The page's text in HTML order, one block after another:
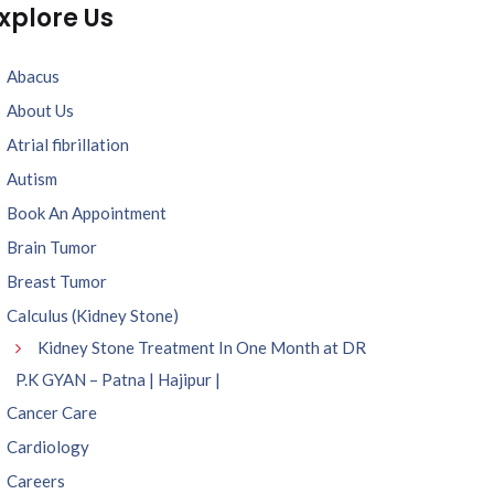
Us
Abacus
About Us
Atrial fibrillation
Autism
Book An Appointment
Brain Tumor
Breast Tumor
Calculus (Kidney Stone)
Kidney Stone Treatment In One Month at DR
P.K GYAN – Patna | Hajipur |
Cancer Care
Cardiology
Careers